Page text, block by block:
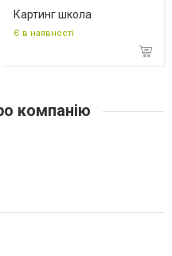
Картинг школа
Є в наявності
компанію